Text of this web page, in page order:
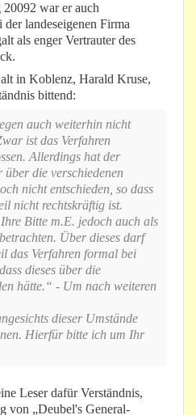
war er auch
landeseigenen Firma
als enger Vertrauter des
in Koblenz, Harald Kruse,
bittend:
auch weiterhin nicht
ist das Verfahren
Allerdings hat der
über die verschiedenen
nicht entschieden, so dass
nicht rechtskräftig ist.
Bitte m.E. jedoch auch als
Über dieses darf
das Verfahren formal bei
dieses über die
hätte.“ - Um nach weiteren
dieser Umstände
Hierfür bitte ich um Ihr
Leser dafür Verständnis,
von „Deubel's General-